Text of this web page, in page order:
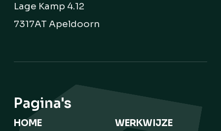
Lage Kamp 4.12
7317AT Apeldoorn
Pagina's
HOME WERKWIJZE